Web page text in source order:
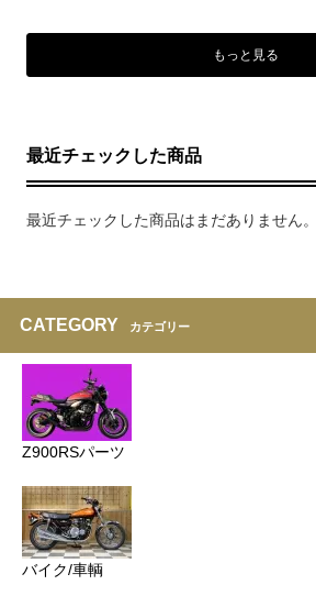
もっと見る
最近チェックした商品
最近チェックした商品はまだありません。
CATEGORY カテゴリー
Z900RSパーツ
バイク/車輌